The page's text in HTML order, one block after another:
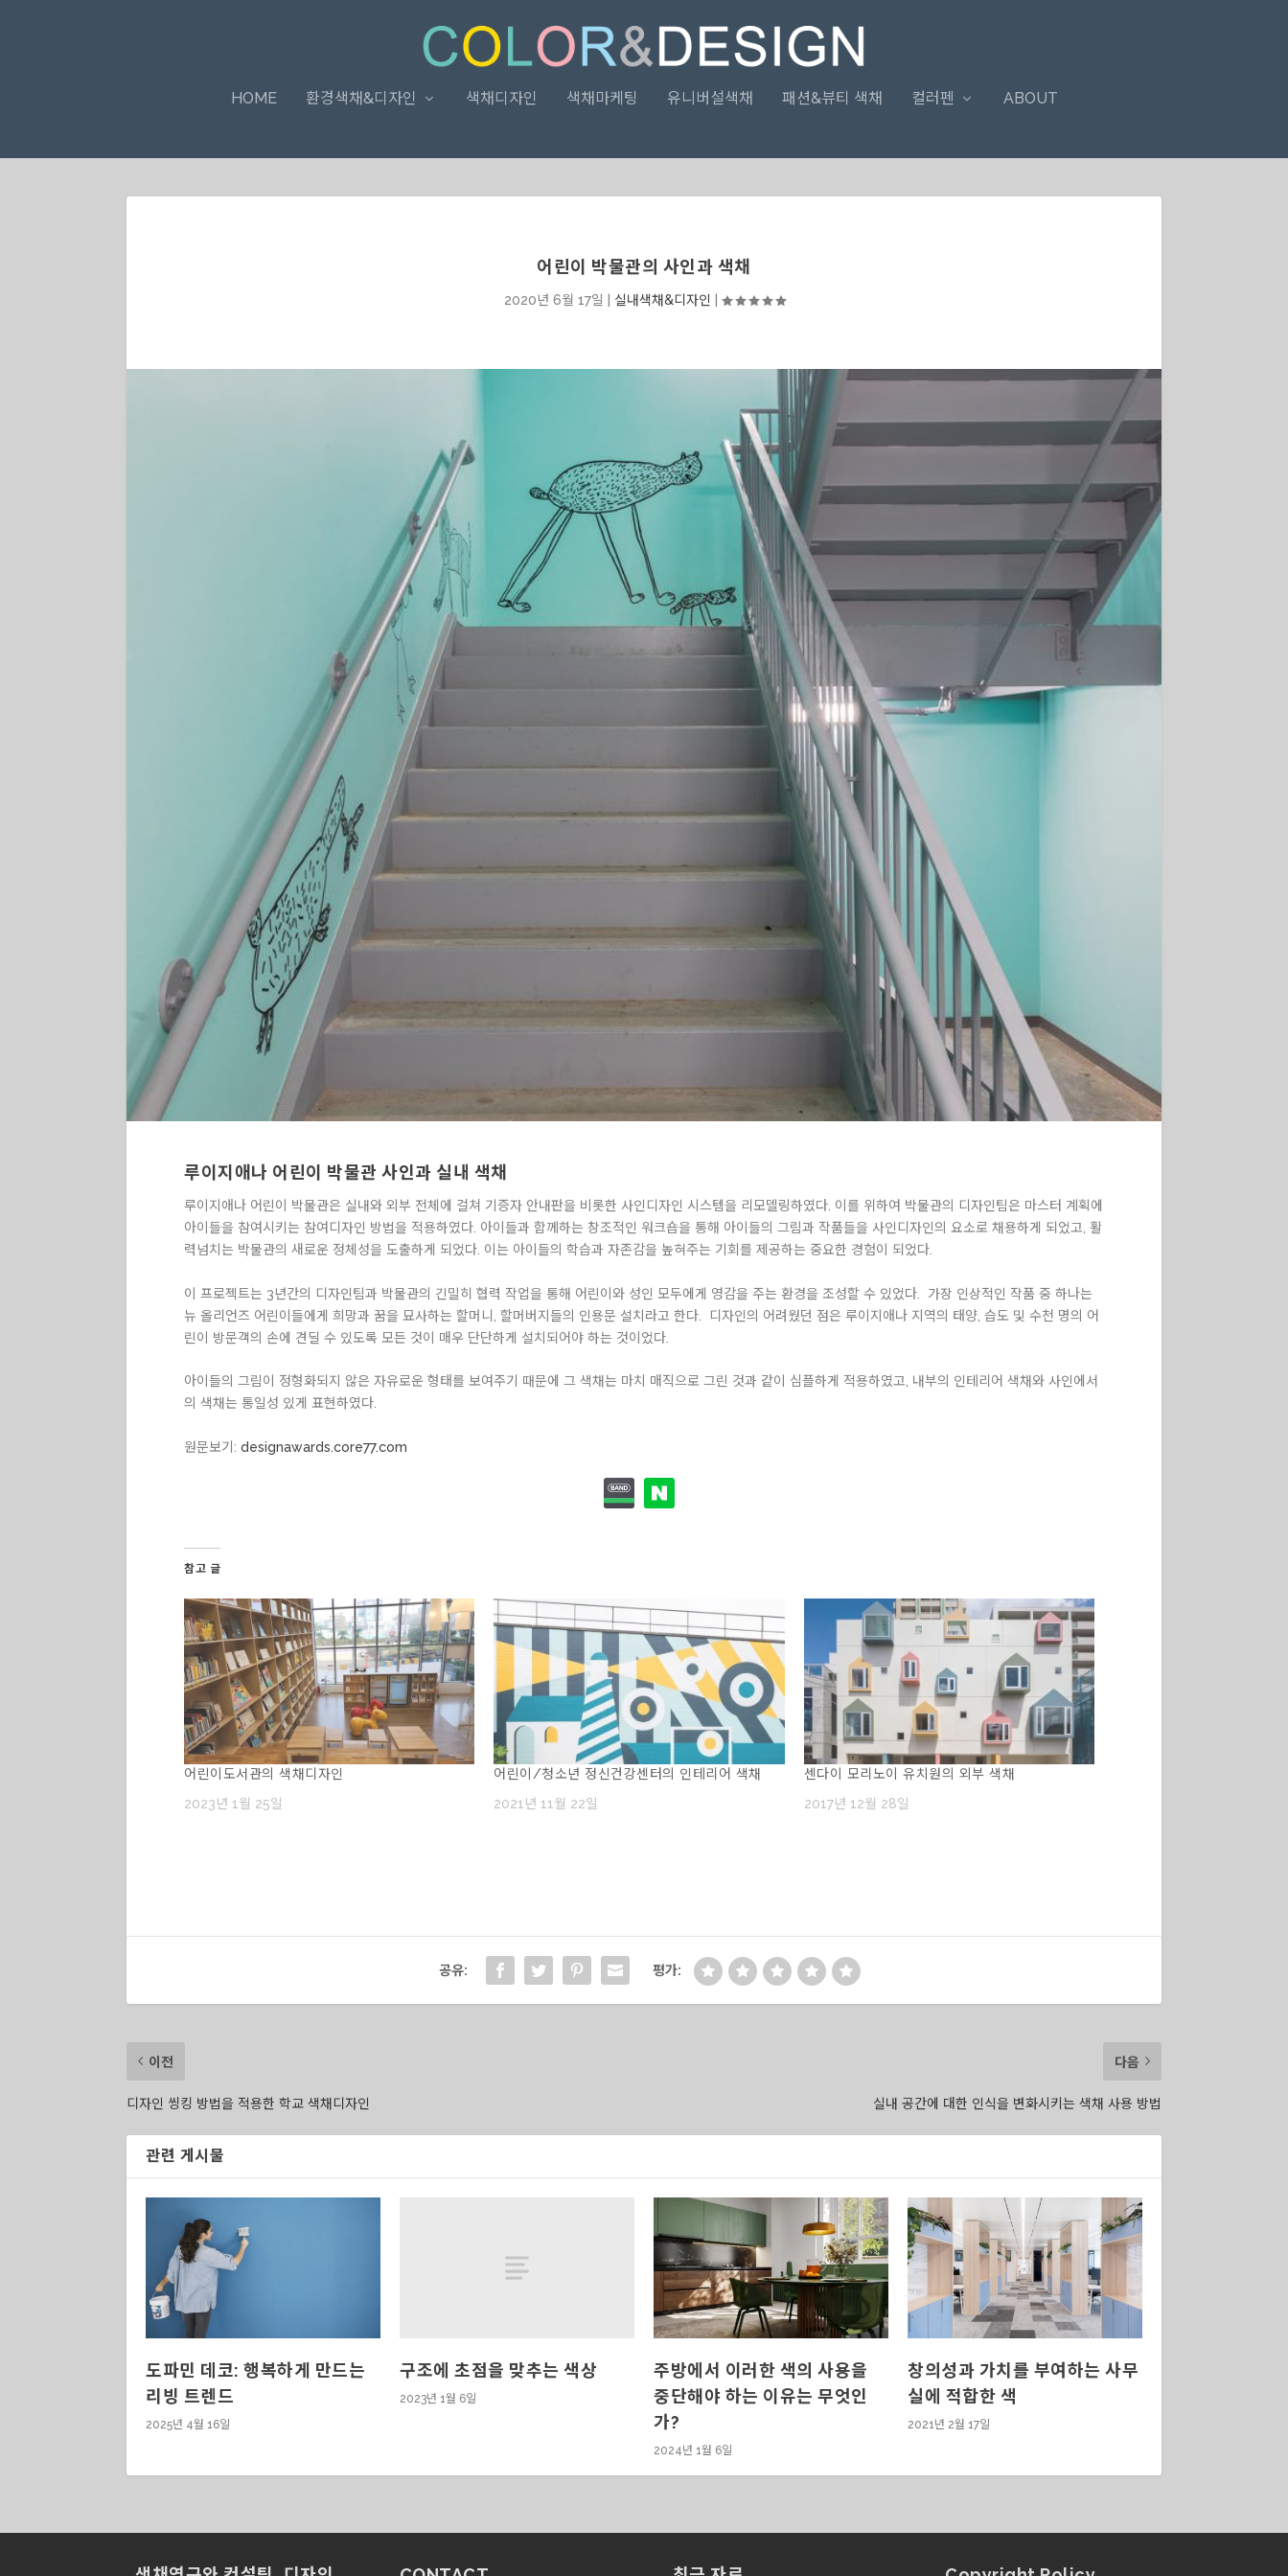
HOME 환경색채&디자인 색채디자인 색채마케팅 유니버설색채 패션&뷰티 색채 컬러펜 ABOUT
어린이 박물관의 사인과 색채
2020년 6월 17일 실내색채&디자인
루이지애나 어린이 박물관 사인과 실내 색채
루이지애나 어린이 박물관은 실내와 외부 전체에 걸쳐 기증자 안내판을 비롯한 사인디자인 시스템을 리모델링하였다. 이를 위하여 박물관의 디자인팀은 마스터 계획에
아이들을 참여시키는 참여디자인 방법을 적용하였다. 아이들과 함께하는 창조적인 워크숍을 통해 아이들의 그림과 작품들을 사인디자인의 요소로 채용하게 되었고, 활
력넘치는 박물관의 새로운 정체성을 도출하게 되었다. 이는 아이들의 학습과 자존감을 높혀주는 기회를 제공하는 중요한 경험이 되었다.
이 프로젝트는 3년간의 디자인팀과 박물관의 긴밀히 협력 작업을 통해 어린이와 성인 모두에게 영감을 주는 환경을 조성할 수 있었다. 가장 인상적인 작품 중 하나는
뉴 올리언즈 어린이들에게 희망과 꿈을 묘사하는 할머니, 할머버지들의 인용문 설치라고 한다. 디자인의 어려웠던 점은 루이지애나 지역의 태양, 습도 및 수천 명의 어
린이 방문객의 손에 견딜 수 있도록 모든 것이 매우 단단하게 설치되어야 하는 것이었다.
아이들의 그림이 정형화되지 않은 자유로운 형태를 보여주기 때문에 그 색채는 마치 매직으로 그린 것과 같이 심플하게 적용하였고, 내부의 인테리어 색채와 사인에서
의 색채는 통일성 있게 표현하였다.
원문보기: designawards.core77.com
참고 글
어린이도서관의 색채디자인
2023년 1월 25일
어린이/청소년 정신건강센터의 인테리어 색채
2021년 11월 22일
센다이 모리노이 유치원의 외부 색채
2017년 12월 28일
공유: 평가:
이전
디자인 씽킹 방법을 적용한 학교 색채디자인
다음
실내 공간에 대한 인식을 변화시키는 색채 사용 방법
관련 게시물
도파민 데코: 행복하게 만드는
리빙 트렌드
2025년 4월 16일
구조에 초점을 맞추는 색상
2023년 1월 6일
주방에서 이러한 색의 사용을
중단해야 하는 이유는 무엇인
가?
2024년 1월 6일
창의성과 가치를 부여하는 사무
실에 적합한 색
2021년 2월 17일